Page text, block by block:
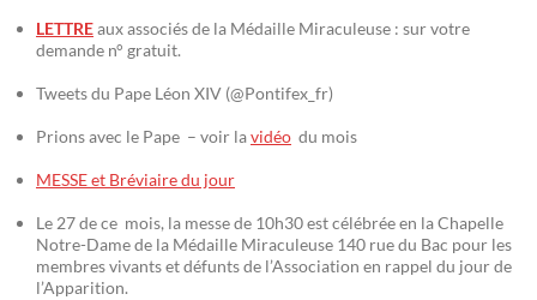
LETTREaux associés de la Médaille Miraculeuse : sur votre
demande n° gratuit.
Tweets du Pape Léon XIV (@Pontifex_fr)
Prions avec le Pape – voir lavidéo du mois
MESSE et Bréviaire du jour
Le 27 de ce mois, la messe de 10h30 est célébrée en la Chapelle
Notre-Dame de la Médaille Miraculeuse 140 rue du Bac pour les
membres vivants et défunts de l’Association en rappel du jour de
l’Apparition.